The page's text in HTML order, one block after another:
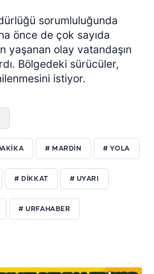
sorumluluğunda
önce de çok sayıda
yaşanan olay vatandaşın
Bölgedeki sürücüler,
istiyor.
# MARDIN # YOLA
# DIKKAT # UYARI
# URFAHABER